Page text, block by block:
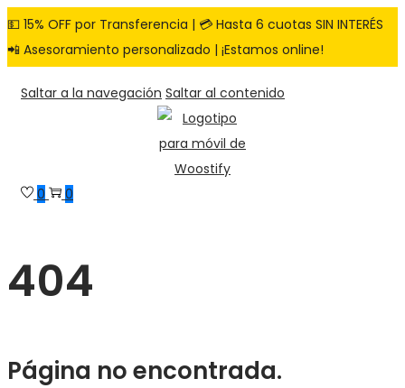
💵 15% OFF por Transferencia | 💳 Hasta 6 cuotas SIN INTERÉS
📲 Asesoramiento personalizado | ¡Estamos online!
Saltar a la navegación Saltar al contenido
0 0
404
Página no encontrada.